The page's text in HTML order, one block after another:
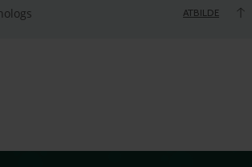
ATBILDE